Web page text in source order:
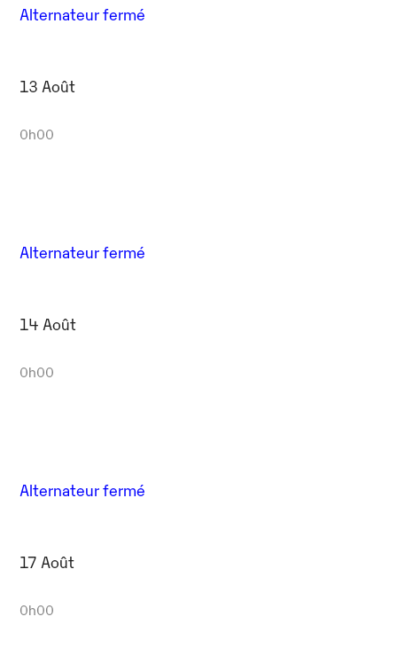
Alternateur fermé
13 Août
0h00
Alternateur fermé
14 Août
0h00
Alternateur fermé
17 Août
0h00